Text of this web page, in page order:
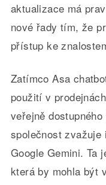
aktualizace má
nové řady tím, že
přístup ke
Zatímco Asa
použití v
veřejně
společnost
Google Gemini. Ta
která by mohla být